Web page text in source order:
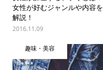
女性が好むジャンルや内容を
解説！
2016.11.09
趣味・美容